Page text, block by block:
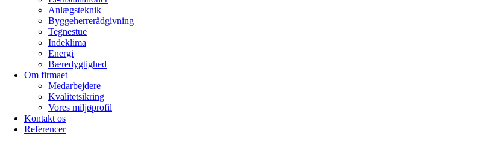
Anlægsteknik
Byggeherrerådgivning
Tegnestue
Indeklima
Energi
Bæredygtighed
Om firmaet
Medarbejdere
Kvalitetsikring
Vores miljøprofil
Kontakt os
Referencer